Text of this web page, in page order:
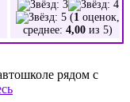
(1 оценок,
среднее: 4,00 из 5)
рядом с